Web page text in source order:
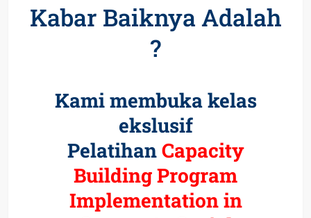
Kabar Baiknya Adalah
?
Kami membuka kelas
ekslusif
PelatihanCapacity
Building Program
Implementation in